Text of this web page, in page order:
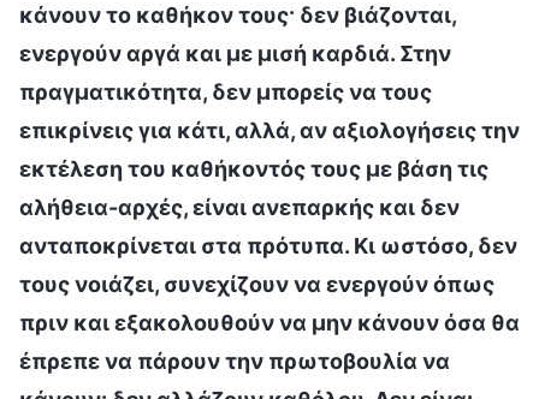
κάνουν το καθήκον τους· δεν βιάζονται,
ενεργούν αργά και με μισή καρδιά. Στην
πραγματικότητα, δεν μπορείς να τους
επικρίνεις για κάτι, αλλά, αν αξιολογήσεις την
εκτέλεση του καθήκοντός τους με βάση τις
αλήθεια-αρχές, είναι ανεπαρκής και δεν
ανταποκρίνεται στα πρότυπα. Κι ωστόσο, δεν
τους νοιάζει, συνεχίζουν να ενεργούν όπως
πριν και εξακολουθούν να μην κάνουν όσα θα
έπρεπε να πάρουν την πρωτοβουλία να